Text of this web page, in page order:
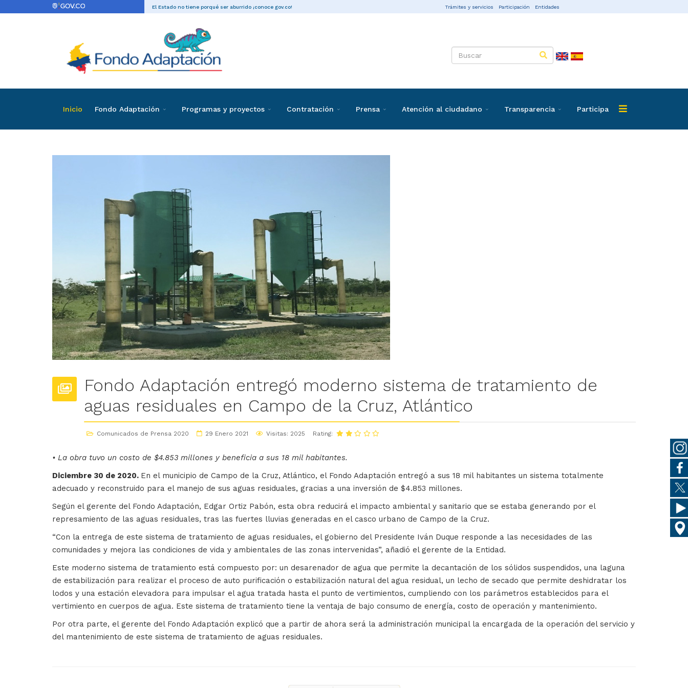
El Estado no tiene porqué ser aburrido ¡conoce gov.co! Trámites y servicios Participación Entidades
Inicio Fondo Adaptación Programas y proyectos Contratación Prensa Atención al ciudadano Transparencia Participa
Fondo Adaptación entregó moderno sistema de tratamiento de
aguas residuales en Campo de la Cruz, Atlántico
Comunicados de Prensa 2020 29 Enero 2021 Visitas: 2025 Rating:
• La obra tuvo un costo de $4.853 millones y beneficia a sus 18 mil habitantes.
Diciembre 30 de 2020. En el municipio de Campo de la Cruz, Atlántico, el Fondo Adaptación entregó a sus 18 mil habitantes un sistema totalmente
adecuado y reconstruido para el manejo de sus aguas residuales, gracias a una inversión de $4.853 millones.
Según el gerente del Fondo Adaptación, Edgar Ortiz Pabón, esta obra reducirá el impacto ambiental y sanitario que se estaba generando por el
represamiento de las aguas residuales, tras las fuertes lluvias generadas en el casco urbano de Campo de la Cruz.
“Con la entrega de este sistema de tratamiento de aguas residuales, el gobierno del Presidente Iván Duque responde a las necesidades de las
comunidades y mejora las condiciones de vida y ambientales de las zonas intervenidas”, añadió el gerente de la Entidad.
Este moderno sistema de tratamiento está compuesto por: un desarenador de agua que permite la decantación de los sólidos suspendidos, una laguna
de estabilización para realizar el proceso de auto purificación o estabilización natural del agua residual, un lecho de secado que permite deshidratar los
lodos y una estación elevadora para impulsar el agua tratada hasta el punto de vertimientos, cumpliendo con los parámetros establecidos para el
vertimiento en cuerpos de agua. Este sistema de tratamiento tiene la ventaja de bajo consumo de energía, costo de operación y mantenimiento.
Por otra parte, el gerente del Fondo Adaptación explicó que a partir de ahora será la administración municipal la encargada de la operación del servicio y
del mantenimiento de este sistema de tratamiento de aguas residuales.